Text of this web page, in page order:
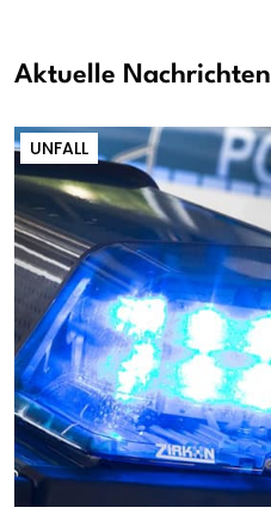
Aktuelle Nachrichten
UNFALL